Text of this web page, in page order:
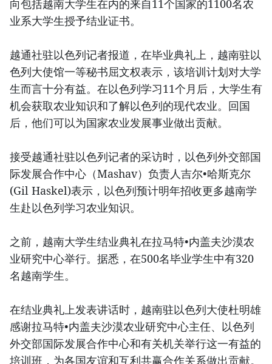
向包括越南大学生在内的来自11个国家的1100名农
业系大学生授予结业证书。
越通社驻以色列记者报道，在毕业典礼上，越南驻以
色列大使馆一等秘书屈文权表示，该培训计划对大学
生而言十分有益。在以色列学习11个月后，大学生有
机会获取农业知识和了解以色列的现代农业。回国
后，他们可以为国家农业发展事业做出贡献。
接受越通社驻以色列记者的采访时，以色列外交部国
际发展合作中心（Mashav）负责人吉尔•哈斯克尔
(Gil Haskel)表示，以色列预计明年招收更多越南学
生赴以色列学习农业知识。
之前，越南大学生结业典礼在拉马特•内盖夫沙漠农
业研究中心举行。据悉，在500名毕业学生中有320
名越南学生。
在结业典礼上发表讲话时，越南驻以色列大使杜明雄
感谢拉马特•内盖夫沙漠农业研究中心主任、以色列
外交部国际发展合作中心和有关机关举行这一有益的
培训班，为各国友谊和互利共赢合作关系做出贡献。